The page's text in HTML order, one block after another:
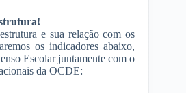
e sua relação com os
os indicadores abaixo,
Escolar juntamente com o
da OCDE: